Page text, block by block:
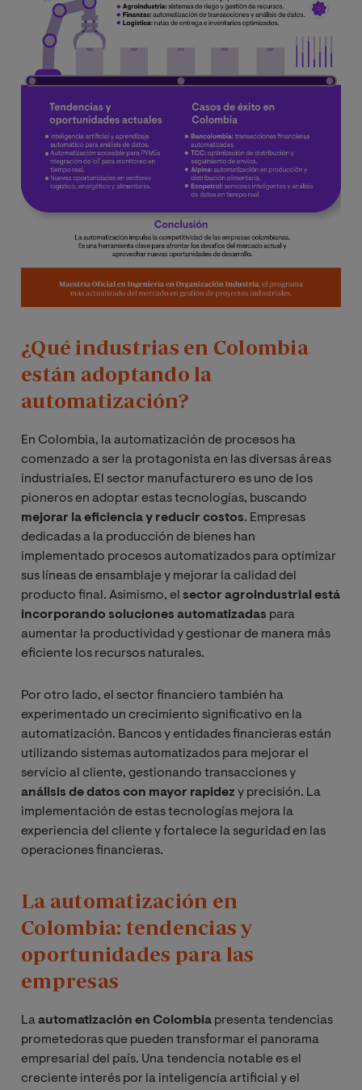
¿Qué industrias en Colombia
están adoptando la
automatización?
En Colombia, la automatización de procesos ha
comenzado a ser la protagonista en las diversas áreas
industriales. El sector manufacturero es uno de los
pioneros en adoptar estas tecnologías, buscando
mejorar la eficiencia y reducir costos. Empresas
dedicadas a la producción de bienes han
implementado procesos automatizados para optimizar
sus líneas de ensamblaje y mejorar la calidad del
producto final. Asimismo, el sector agroindustrial está
incorporando soluciones automatizadas para
aumentar la productividad y gestionar de manera más
eficiente los recursos naturales.
Por otro lado, el sector financiero también ha
experimentado un crecimiento significativo en la
automatización. Bancos y entidades financieras están
utilizando sistemas automatizados para mejorar el
servicio al cliente, gestionando transacciones y
análisis de datos con mayor rapidez y precisión. La
implementación de estas tecnologías mejora la
experiencia del cliente y fortalece la seguridad en las
operaciones financieras.
La automatización en
Colombia: tendencias y
oportunidades para las
empresas
Laautomatización en Colombia presenta tendencias
prometedoras que pueden transformar el panorama
empresarial del país. Una tendencia notable es el
creciente interés por la inteligencia artificial y el